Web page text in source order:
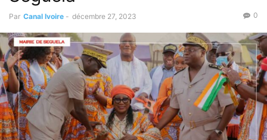
Par Canal Ivoire - décembre 27, 2023 0